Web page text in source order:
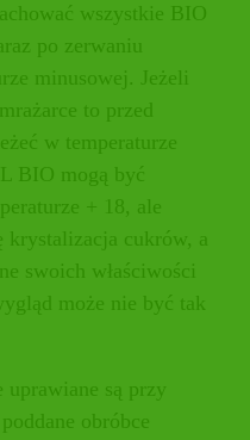
wszystkie BIO
po zerwaniu
minusowej. Jeżeli
to przed
w temperaturze
BIO mogą być
+ 18, ale
krystalizacja cukrów, a
swoich właściwości
może nie być tak
uprawiane są przy
obróbce